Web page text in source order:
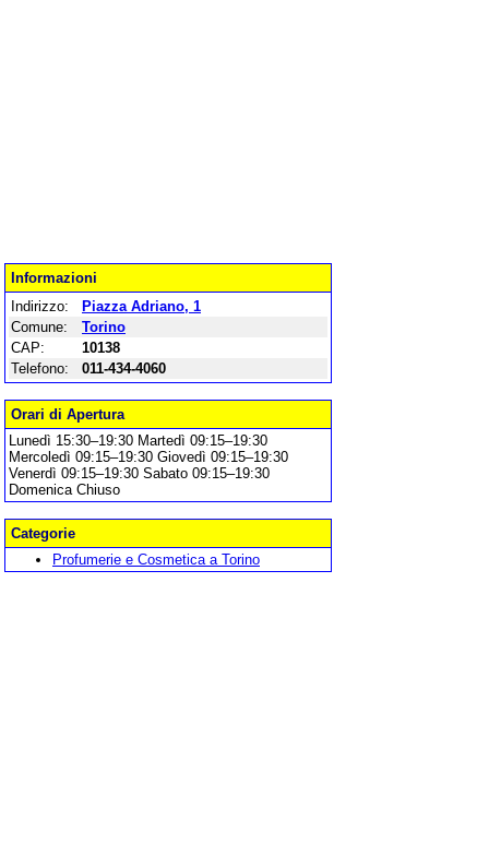
Informazioni
Indirizzo:
Piazza Adriano, 1
Comune:
Torino
CAP:
10138
Telefono:
011-434-4060
Orari di Apertura
Lunedì 15:30–19:30 Martedì 09:15–19:30
Mercoledì 09:15–19:30 Giovedì 09:15–19:30
Venerdì 09:15–19:30 Sabato 09:15–19:30
Domenica Chiuso
Categorie
Profumerie e Cosmetica a Torino